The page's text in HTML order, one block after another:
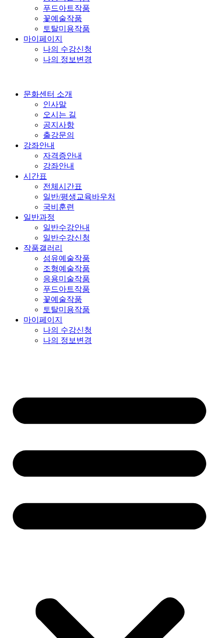
푸드아트작품
꽃예술작품
토탈미용작품
마이페이지
나의 수강신청
나의 정보변경
문화센터 소개
인사말
오시는 길
공지사항
출강문의
강좌안내
자격증안내
강좌안내
시간표
전체시간표
일반/평생교육바우처
국비훈련
일반과정
일반수강안내
일반수강신청
작품갤러리
섬유예술작품
조형예술작품
응용미술작품
푸드아트작품
꽃예술작품
토탈미용작품
마이페이지
나의 수강신청
나의 정보변경